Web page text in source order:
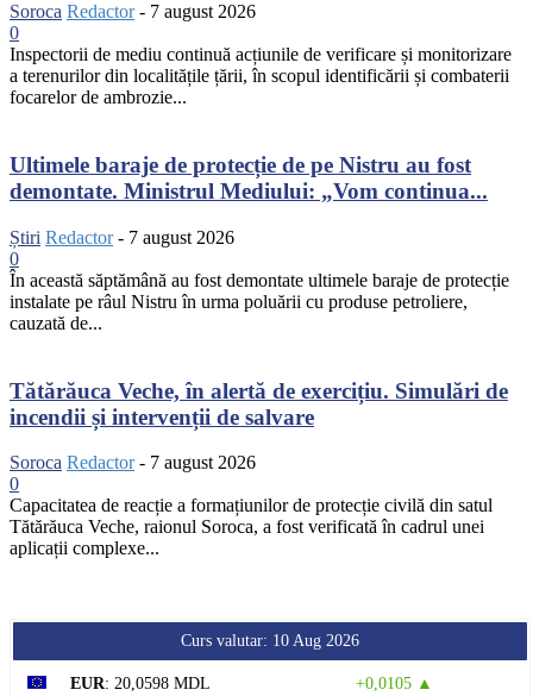
Soroca Redactor - 7 august 2026
0
Inspectorii de mediu continuă acțiunile de verificare și monitorizare
a terenurilor din localitățile țării, în scopul identificării și combaterii
focarelor de ambrozie...
Ultimele baraje de protecție de pe Nistru au fost
demontate. Ministrul Mediului: „Vom continua...
Știri Redactor - 7 august 2026
0
În această săptămână au fost demontate ultimele baraje de protecție
instalate pe râul Nistru în urma poluării cu produse petroliere,
cauzată de...
Tătărăuca Veche, în alertă de exercițiu. Simulări de
incendii și intervenții de salvare
Soroca Redactor - 7 august 2026
0
Capacitatea de reacție a formațiunilor de protecție civilă din satul
Tătărăuca Veche, raionul Soroca, a fost verificată în cadrul unei
aplicații complexe...
Curs valutar: 10 Aug 2026
EUR: 20,0598 MDL
+0,0105 ▲